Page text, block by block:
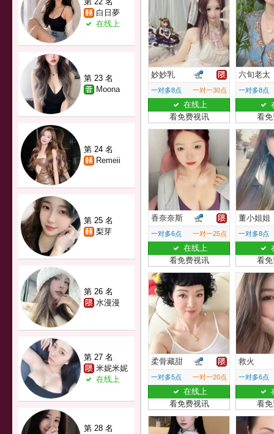
白日夢
在线上
第 23 名
Moona
第 24 名
Remeii
第 25 名
梨芽
第 26 名
水漫漫
第 27 名
米妮米妮
在线上
第 28 名
妙妙乳
一对多8点 一对一30点
在线上
看免费视讯
六旬老太
一对多8点
看
香奈奈斯
一对多6点 一对一25点
在线上
看免费视讯
董小姐姐
一对多8点
看
柔骨藏甜
一对多5点 一对一20点
在线上
看免费视讯
救火
一对多6点
看